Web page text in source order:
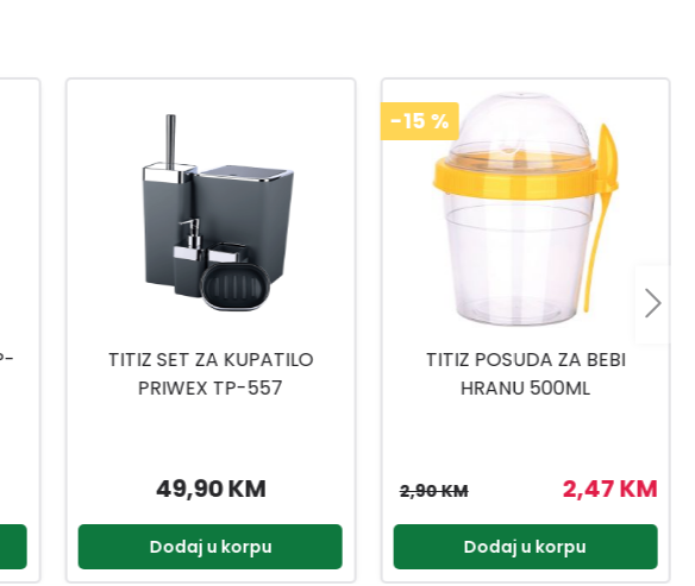
TITIZ POSUDA ZA BEBI
HRANU 500ML
2,47 KM
Dodaj u korpu
-15 %
TITIZ SET ZA SLADOLED AP-
9425
3,57 KM
4,20 KM
Dodaj u korpu